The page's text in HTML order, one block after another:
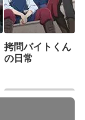
拷問バイトくん
の日常